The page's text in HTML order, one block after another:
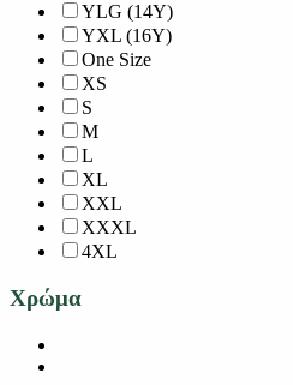
YLG (14Y)
YXL (16Y)
One Size
XS
S
M
L
XL
XXL
XXXL
4XL
Χρώμα